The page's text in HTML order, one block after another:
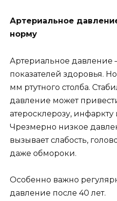
Артериальное
норму
Артериальное давление
показателей здоровья.
мм ртутного столба.
давление может
атеросклерозу, инфаркту
Чрезмерно низкое
вызывает слабость,
даже обмороки.
Особенно важно
давление после 40 лет.